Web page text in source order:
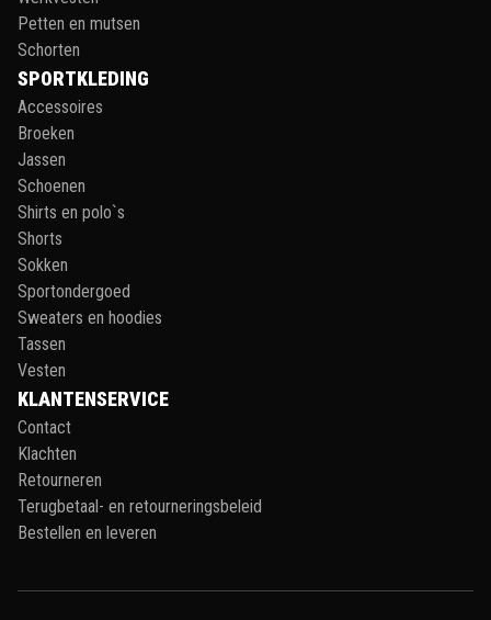
Petten en mutsen
Schorten
SPORTKLEDING
Accessoires
Broeken
Jassen
Schoenen
Shirts en polo`s
Shorts
Sokken
Sportondergoed
Sweaters en hoodies
Tassen
Vesten
KLANTENSERVICE
Contact
Klachten
Retourneren
Terugbetaal- en retourneringsbeleid
Bestellen en leveren